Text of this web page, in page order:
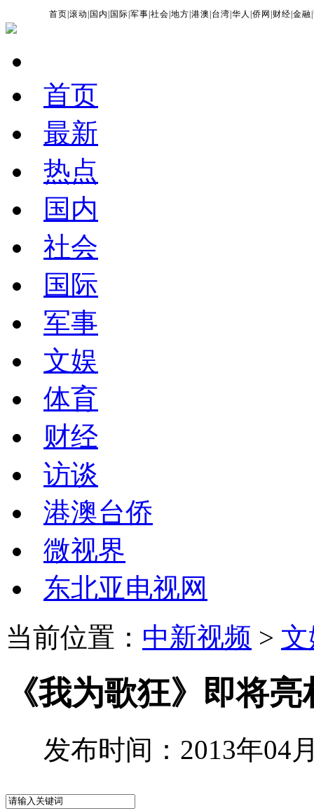
首页 |滚动 国内 国际 |军事 |社会 |地方 |港澳 台湾 |华人 |侨网 财经 |金融 |
首页
最新
热点
国内
社会
国际
军事
文娱
体育
财经
访谈
港澳台侨
微视界
东北亚电视网
当前位置： 中新视频 >
《我为歌狂》即将
发布时间：2013年04